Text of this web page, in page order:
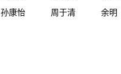
孙康怡 周于清 余明